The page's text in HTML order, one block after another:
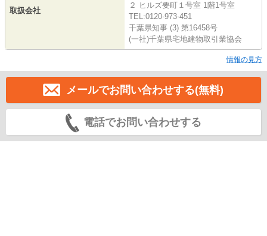
取扱会社
２ ヒルズ要町１号室 1階1号室
TEL:0120-973-451
千葉県知事 (3) 第16458号
(一社)千葉県宅地建物取引業協会
情報の見方
メールでお問い合わせする(無料)
電話でお問い合わせする